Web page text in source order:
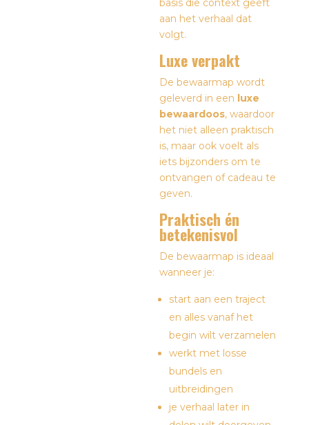
basis die context geeft
aan het verhaal dat
volgt.
Luxe verpakt
De bewaarmap wordt
geleverd in een luxe
bewaardoos, waardoor
het niet alleen praktisch
is, maar ook voelt als
iets bijzonders om te
ontvangen of cadeau te
geven.
Praktisch én
betekenisvol
De bewaarmap is ideaal
wanneer je:
start aan een traject
en alles vanaf het
begin wilt verzamelen
werkt met losse
bundels en
uitbreidingen
je verhaal later in